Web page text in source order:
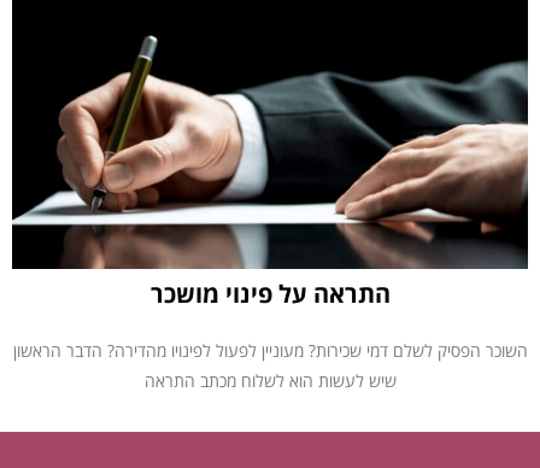
התראה על פינוי מושכר
השוכר הפסיק לשלם דמי שכירות? מעוניין לפעול לפינויו מהדירה? הדבר הראשון
שיש לעשות הוא לשלוח מכתב התראה